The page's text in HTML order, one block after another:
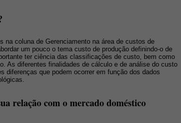
na coluna de Gerenciamento na área de custos de
um pouco o tema custo de produção definindo-o de
ter ciência das classificações de custo, bem como
As diferentes finalidades de cálculo e de análise do custo
diferenças que podem ocorrer em função dos dados
relação com o mercado doméstico